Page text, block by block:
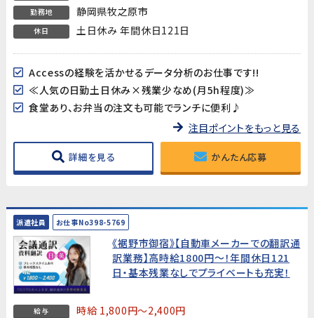
勤務地 静岡県牧之原市
休日 土日休み 年間休日121日
Accessの経験を活かせるデータ分析のお仕事です!!
≪人気の日勤土日休み×残業少なめ(月5h程度)≫
食堂あり、お弁当の注文も可能でランチに便利♪
注目ポイントをもっと見る
詳細を見る かんたん応募
派遣社員 お仕事No398-5769
《裾野市御宿》【自動車メーカーでの翻訳通
訳業務】高時給1800円～！年間休日121
日・基本残業なしでプライベートも充実！
給与 時給 1,800円～2,400円